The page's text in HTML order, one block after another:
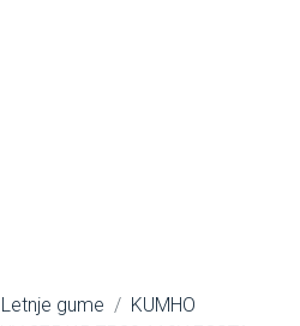
Letnje gume
KUMHO